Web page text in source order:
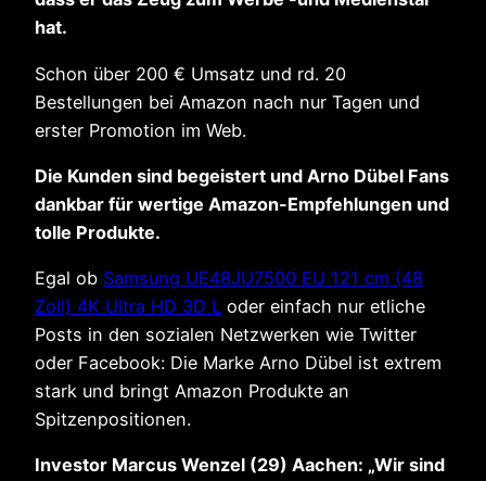
hat.
Schon über 200 € Umsatz und rd. 20
Bestellungen bei Amazon nach nur Tagen und
erster Promotion im Web.
Die Kunden sind begeistert und Arno Dübel Fans
dankbar für wertige Amazon-Empfehlungen und
tolle Produkte.
Egal ob Samsung UE48JU7500 EU 121 cm (48
Zoll) 4K Ultra HD 3D L oder einfach nur etliche
Posts in den sozialen Netzwerken wie Twitter
oder Facebook: Die Marke Arno Dübel ist extrem
stark und bringt Amazon Produkte an
Spitzenpositionen.
Investor Marcus Wenzel (29) Aachen: „Wir sind